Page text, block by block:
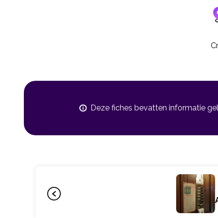
Deze fiches bevatten informatie